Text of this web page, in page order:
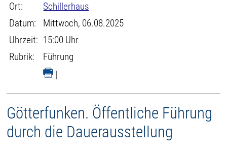
Ort:
Schillerhaus
Datum:
Mittwoch, 06.08.2025
Uhrzeit: 15:00 Uhr
Rubrik:
Führung
|
Götterfunken. Öffentliche Führung
durch die Dauerausstellung